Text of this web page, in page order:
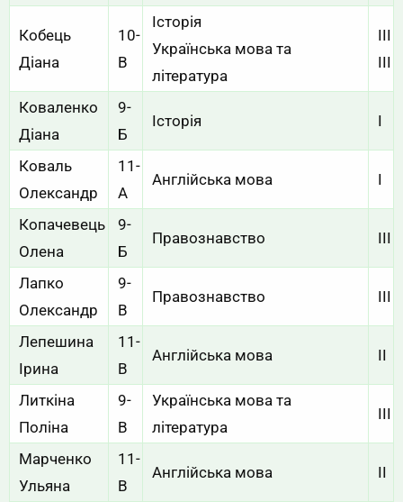
Кобець
Діана
10-
В
Історія
Українська мова та
література
III
III
Коваленко
Діана
9-
Б
Історія I
Коваль
Олександр
11-
А
Англійська мова I
Копачевець
Олена
9-
Б
Правознавство III
Лапко
Олександр
9-
В
Правознавство III
Лепешина
Ірина
11-
В
Англійська мова II
Литкіна
Поліна
9-
В
Українська мова та
література
ІІІ
Марченко
Ульяна
11-
В
Англійська мова ІІ